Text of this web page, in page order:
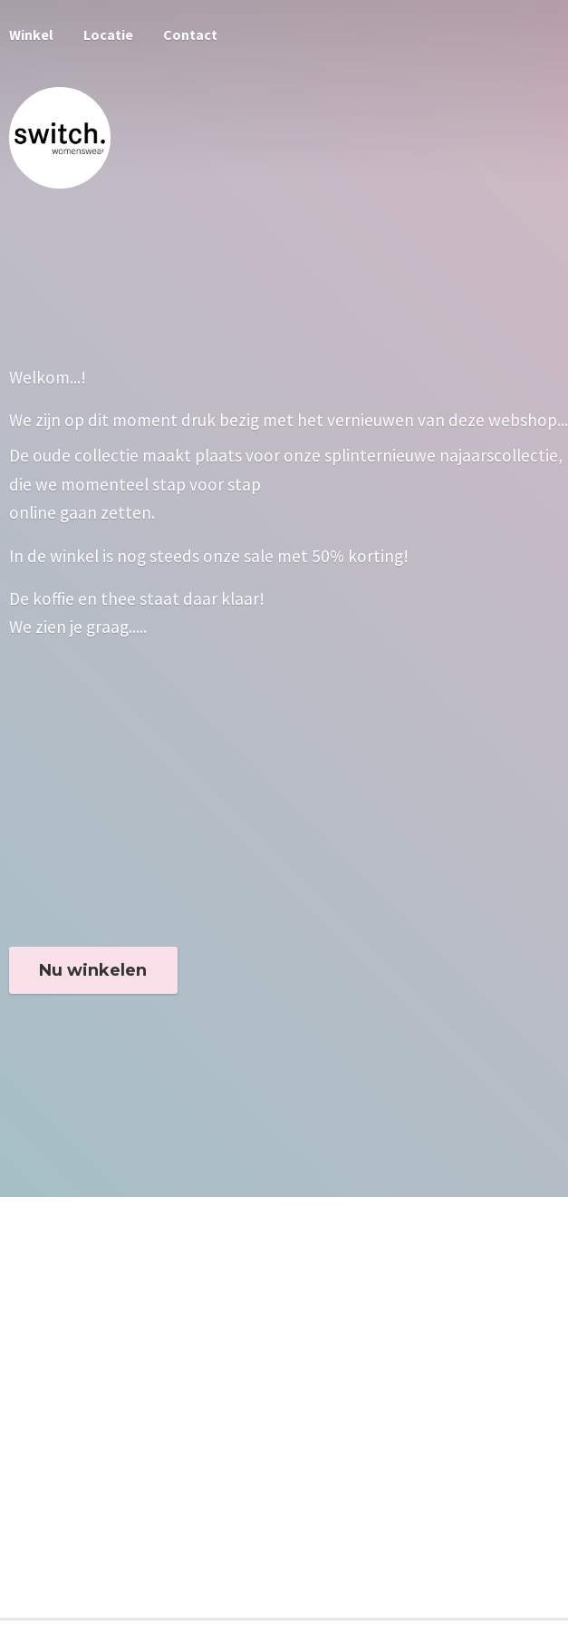
Winkel Locatie Contact
Welkom...!
We zijn op dit moment druk bezig met het vernieuwen van deze webshop...
De oude collectie maakt plaats voor onze splinternieuwe najaarscollectie,
die we momenteel stap voor stap
online gaan zetten.
In de winkel is nog steeds onze sale met 50% korting!
De koffie en thee staat daar klaar!
We zien je graag.....
Nu winkelen